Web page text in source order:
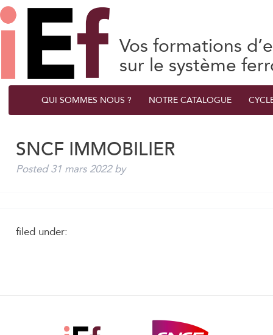
Vos formations
sur le système
QUI SOMMES NOUS ? NOTRE CATALOGUE
SNCF IMMOBILIER
Posted31 mars 2022 by
filed under: